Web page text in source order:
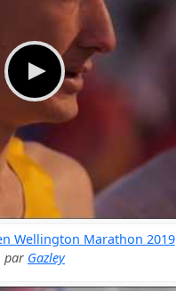
Wellington Marathon 2019
par Gazley